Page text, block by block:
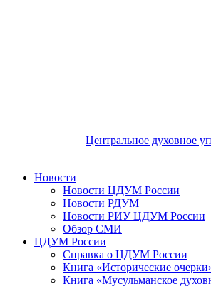
Центральное духовное
Новости
Новости ЦДУМ России
Новости РДУМ
Новости РИУ ЦДУМ России
Обзор СМИ
ЦДУМ России
Справка о ЦДУМ России
Книга «Исторические
Книга «Мусульманское